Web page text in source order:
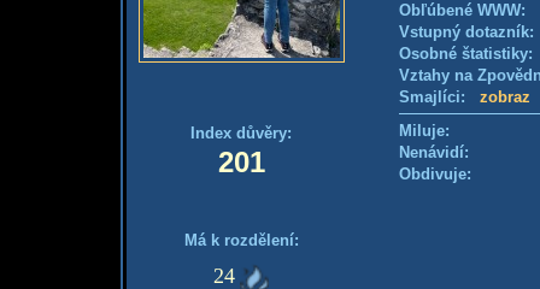
Index důvěry:
201
Má k rozdělení:
24
Obľúbené WWW:
Vstupný
Osobné
Vztahy na
Smajlíci: zobraz
Miluje:
Nenávidí:
Obdivuje: